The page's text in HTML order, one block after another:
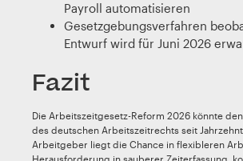
Payroll automatisieren
Gesetzgebungsverfahren
Entwurf wird für Juni 2026
Fazit
Die Arbeitszeitgesetz-Reform 2026 könnte
des deutschen Arbeitszeitrechts seit
Arbeitgeber liegt die Chance in flexibleren
Herausforderung in sauberer Zeiterfassung,